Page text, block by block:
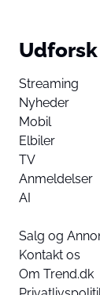
Streaming
Nyheder
Mobil
Elbiler
TV
Anmeldelser
AI
Salg og
Kontakt os
Om Trend.dk